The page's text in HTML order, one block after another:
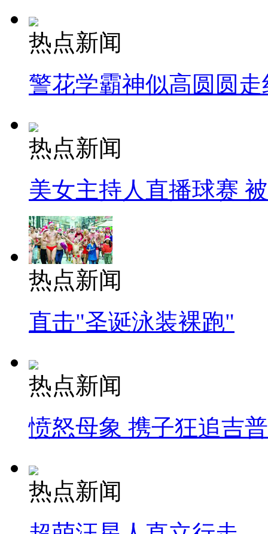
热点新闻
警花学霸神似高圆圆走
热点新闻
美女主持人直播球赛
热点新闻
直击"圣诞泳装裸跑"
热点新闻
愤怒母象 携子狂追吉
热点新闻